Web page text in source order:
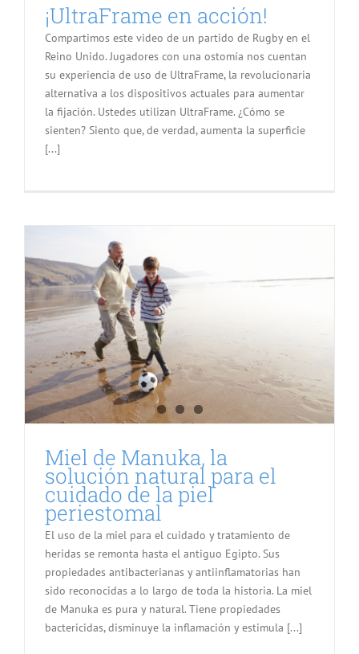
¡UltraFrame en acción!
Compartimos este video de un partido de Rugby en el
Reino Unido. Jugadores con una ostomía nos cuentan
su experiencia de uso de UltraFrame, la revolucionaria
alternativa a los dispositivos actuales para aumentar
la fijación. Ustedes utilizan UltraFrame. ¿Cómo se
sienten? Siento que, de verdad, aumenta la superficie
[...]
Miel de Manuka, la
solución natural para el
cuidado de la piel
periestomal
El uso de la miel para el cuidado y tratamiento de
heridas se remonta hasta el antiguo Egipto. Sus
propiedades antibacterianas y antiinflamatorias han
sido reconocidas a lo largo de toda la historia. La miel
de Manuka es pura y natural. Tiene propiedades
bactericidas, disminuye la inflamación y estimula [...]